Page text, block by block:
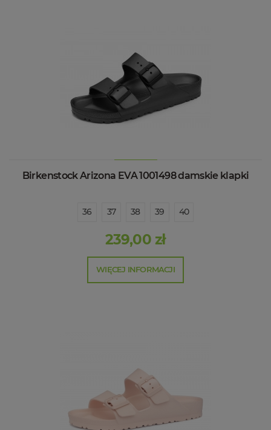
Birkenstock Arizona EVA 1001498 damskie klapki
36 37 38 39 40
239,00 zł
WIĘCEJ INFORMACJI